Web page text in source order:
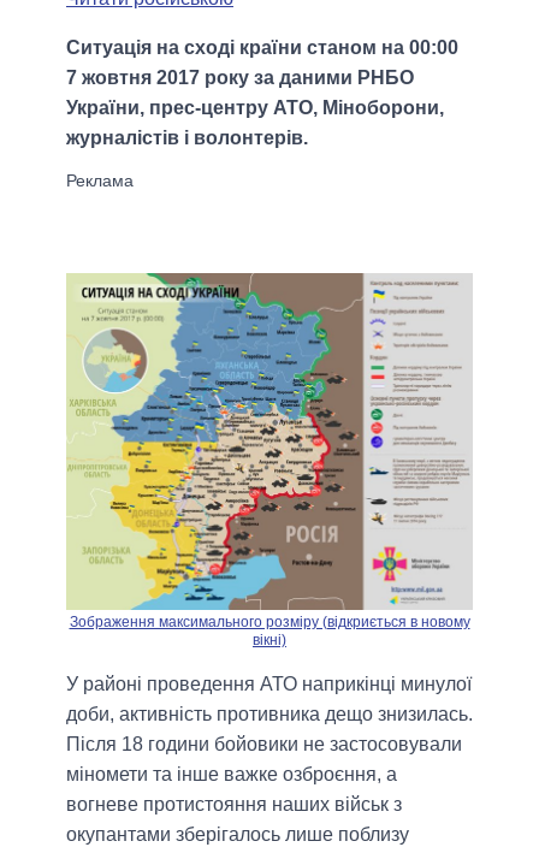
ВСІ ПЕРСОНИ
ПОРІВНЯННЯ ПОЛІТИКІВ
Ситуація на сході країни станом на 00:00
7 жовтня 2017 року за даними РНБО
України, прес-центру АТО, Міноборони,
журналістів і волонтерів.
Зображення максимального розміру (відкриється в новому
вікні)
У районі проведення АТО наприкінці минулої
доби, активність противника дещо знизилась.
Після 18 години бойовики не застосовували
міномети та інше важке озброєння, а
вогневе протистояння наших військ з
окупантами зберігалось лише поблизу